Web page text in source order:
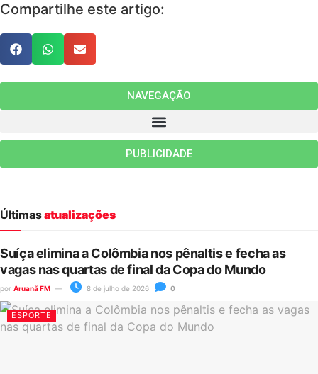
Compartilhe este artigo:
NAVEGAÇÃO
PUBLICIDADE
Últimasatualizações
Suíça elimina a Colômbia nos pênaltis e fecha as
vagas nas quartas de final da Copa do Mundo
por Aruanã FM 8 de julho de 2026 0
ESPORTE